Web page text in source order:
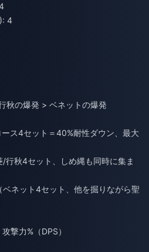
4
秋の爆発 > ベネットの爆発
ス4セット＝40%耐性ダウン、最大
行秋4セット、しめ縄も同時に集ま
ベネット4セット、他を掘りながら聖
撃力%（DPS）